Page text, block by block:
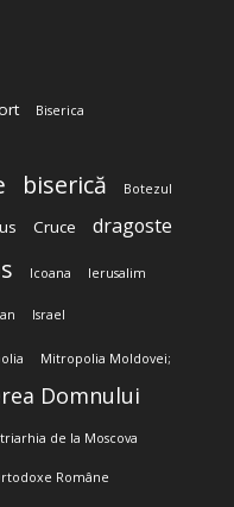
Biserica
biserică Botezul
Cruce dragoste
Icoana Ierusalim
Israel
Mitropolia Moldovei;
Domnului
de la Moscova
Române